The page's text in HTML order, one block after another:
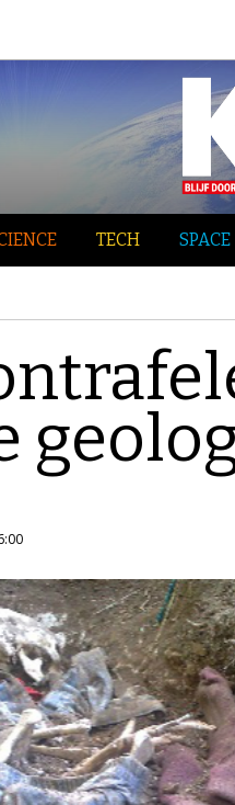
TECH SPACE